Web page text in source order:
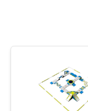
질